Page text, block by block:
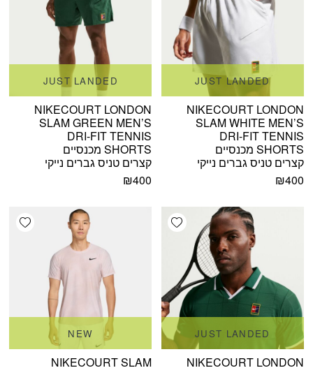
JUST LANDED
NIKECOURT LONDON
SLAM WHITE MEN’S
DRI-FIT TENNIS
SHORTS מכנסיים
קצרים טניס גברים נייקי
₪400
JUST LANDED
NIKECOURT LONDON
SLAM GREEN MEN’S
DRI-FIT TENNIS
SHORTS מכנסיים
קצרים טניס גברים נייקי
₪400
Add wishlist
JUST LANDED
NIKECOURT LONDON
NEW
NIKECOURT SLAM